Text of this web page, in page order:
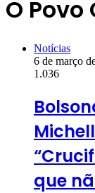
O Povo
Notícias
6 de março
1.036
que